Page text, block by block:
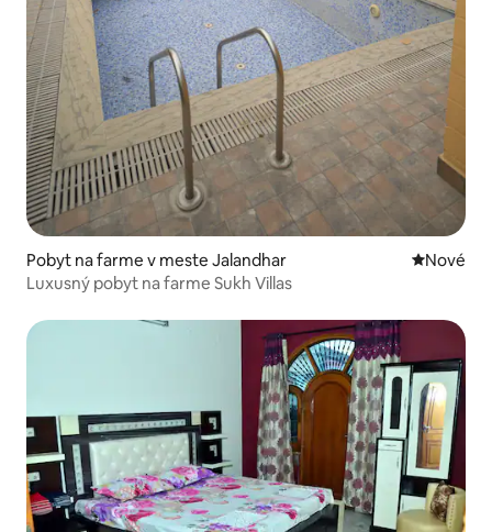
Pobyt na farme v meste Jalandhar Nové
Nové
Luxusný pobyt na farme Sukh Villas